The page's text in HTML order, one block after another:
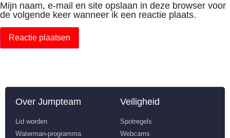
Mijn naam, e-mail en site opslaan in deze browser voor
de volgende keer wanneer ik een reactie plaats.
Over Jumpteam
Lid worden
Waterman-programma
Veiligheid
Spotregels
Webcams